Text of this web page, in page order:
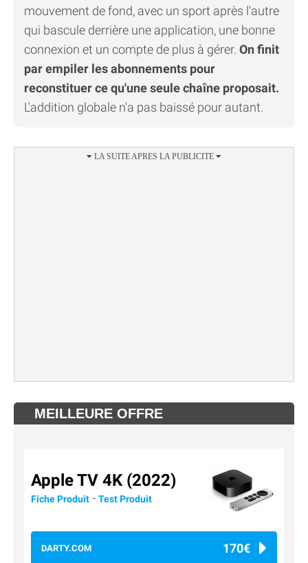
mouvement de fond, avec un sport après l'autre
qui bascule derrière une application, une bonne
connexion et un compte de plus à gérer. On finit
par empiler les abonnements pour
reconstituer ce qu'une seule chaîne proposait.
L'addition globale n'a pas baissé pour autant.
MEILLEURE OFFRE
Apple TV 4K (2022)
Fiche Produit - Test Produit
DARTY.COM 170€